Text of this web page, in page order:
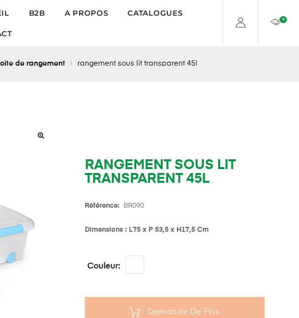
B2B A PROPOS CATALOGUES
0
de rangement rangement sous lit transparent 45l
RANGEMENT SOUS LIT
TRANSPARENT 45L
Référence: BR090
Dimensions : L75 x P 53,5 x H17,5 Cm
Couleur
Demande De Prix